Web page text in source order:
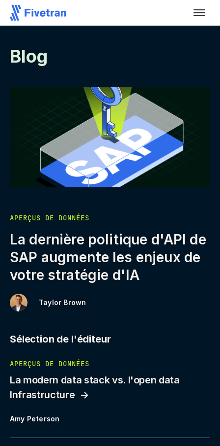
Blog
APERÇUS DE DONNÉES
La dernière politique d'API de
SAP augmente les enjeux de
votre stratégie d'IA
Taylor Brown
Sélection de l'éditeur
APERÇUS DE DONNÉES
La modern data stack vs. l'open data
Infrastructure
Amy Peterson